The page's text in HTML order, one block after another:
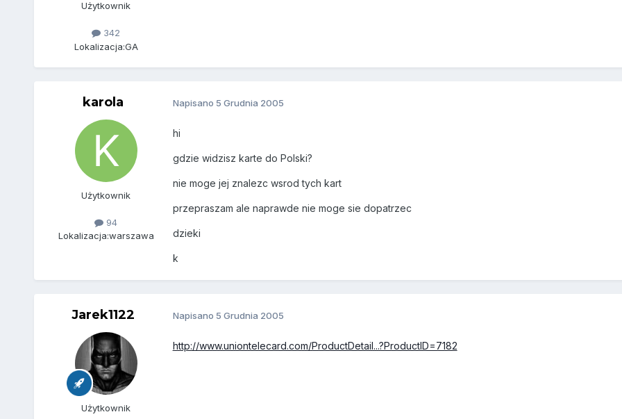
Użytkownik
342
Lokalizacja:GA
karola
Użytkownik
94
Lokalizacja:warszawa
Napisano 5 Grudnia 2005
hi
gdzie widzisz karte do Polski?
nie moge jej znalezc wsrod tych kart
przepraszam ale naprawde nie moge sie dopatrzec
dzieki
k
Jarek1122
Użytkownik
Napisano 5 Grudnia 2005
http://www.uniontelecard.com/ProductDetail...?ProductID=7182